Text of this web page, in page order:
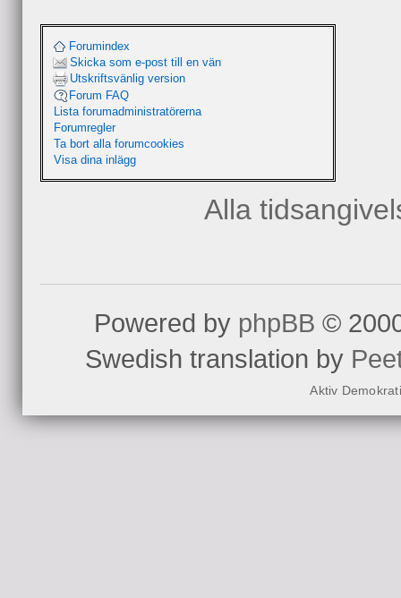
Forumindex
Skicka som e-post till en vän
Utskriftsvänlig version
Forum FAQ
Lista forumadministratörerna
Forumregler
Ta bort alla forumcookies
Visa dina inlägg
Alla
Powered by phpBB ©
Swedish translation by
Aktiv Demokrati